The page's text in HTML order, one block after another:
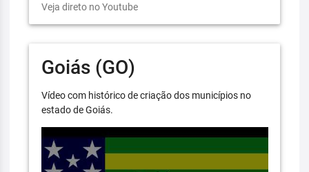
Veja direto no Youtube
Goiás (GO)
Vídeo com histórico de criação dos municípios no
estado de Goiás.